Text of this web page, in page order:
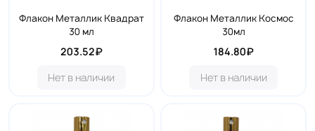
Флакон Металлик Квадрат
30 мл
203.52₽
Нет в наличии
Флакон Металлик Космос
30мл
184.80₽
Нет в наличии